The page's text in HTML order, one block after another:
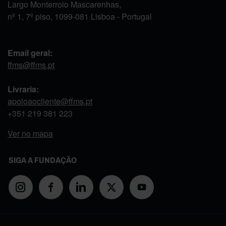
Largo Monterroio Mascarenhas,
nº 1, 7º piso, 1099-081 Lisboa - Portugal
Email geral:
ffms@ffms.pt
Livraria:
apoioaocliente@ffms.pt
+351 219 381 223
Ver no mapa
SIGA A FUNDAÇÃO